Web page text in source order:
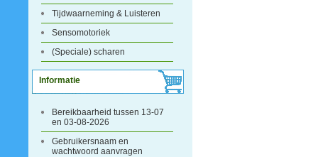
Tijdwaarneming & Luisteren
Sensomotoriek
(Speciale) scharen
Informatie
Bereikbaarheid tussen 13-07
en 03-08-2026
Gebruikersnaam en
wachtwoord aanvragen